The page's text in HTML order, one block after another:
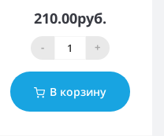
210.00руб.
- +
В корзину